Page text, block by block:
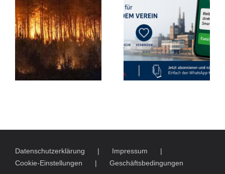
Datenschutzerklärung
Impressum
Cookie-Einstellungen
Geschäftsbedingungen